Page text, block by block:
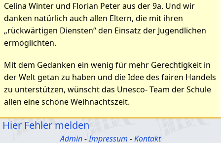
Celina Winter und Florian Peter aus der 9a. Und wir
danken natürlich auch allen Eltern, die mit ihren
„rückwärtigen Diensten“ den Einsatz der Jugendlichen
ermöglichten.
Mit dem Gedanken ein wenig für mehr Gerechtigkeit in
der Welt getan zu haben und die Idee des fairen Handels
zu unterstützen, wünscht das Unesco- Team der Schule
allen eine schöne Weihnachtszeit.
Hier Fehler melden
Admin-Impressum -Kontakt